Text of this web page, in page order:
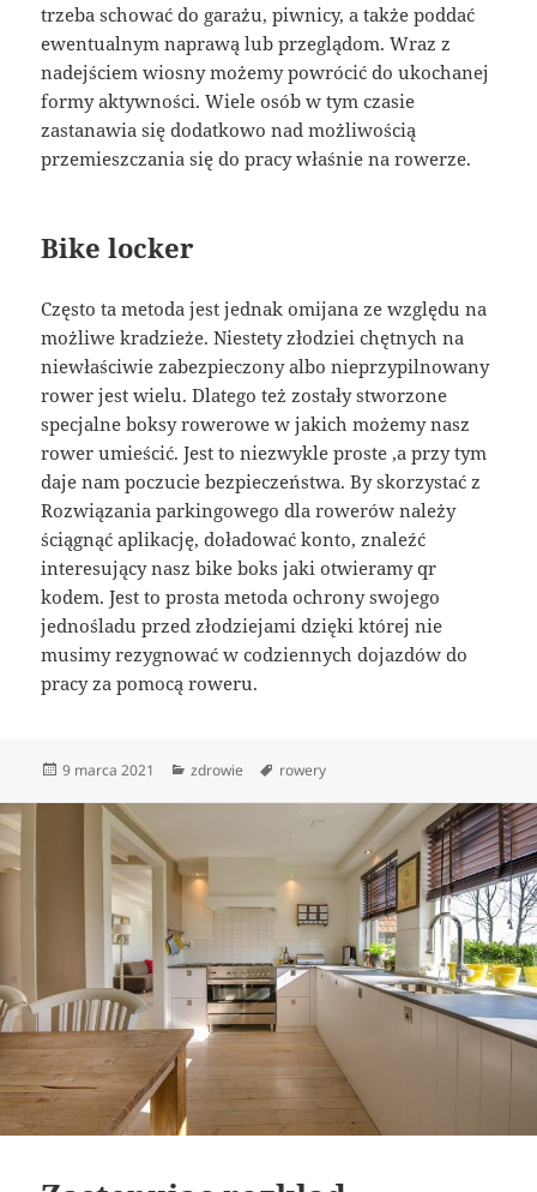
trzeba schować do garażu, piwnicy, a także poddać
ewentualnym naprawą lub przeglądom. Wraz z
nadejściem wiosny możemy powrócić do ukochanej
formy aktywności. Wiele osób w tym czasie
zastanawia się dodatkowo nad możliwością
przemieszczania się do pracy właśnie na rowerze.
Bike locker
Często ta metoda jest jednak omijana ze względu na
możliwe kradzieże. Niestety złodziei chętnych na
niewłaściwie zabezpieczony albo nieprzypilnowany
rower jest wielu. Dlatego też zostały stworzone
specjalne boksy rowerowe w jakich możemy nasz
rower umieścić. Jest to niezwykle proste ,a przy tym
daje nam poczucie bezpieczeństwa. By skorzystać z
Rozwiązania parkingowego dla rowerów należy
ściągnąć aplikację, doładować konto, znaleźć
interesujący nasz bike boks jaki otwieramy qr
kodem. Jest to prosta metoda ochrony swojego
jednośladu przed złodziejami dzięki której nie
musimy rezygnować w codziennych dojazdów do
pracy za pomocą roweru.
Data
9 marca 2021 Kategorie
zdrowie Tagi
rowery